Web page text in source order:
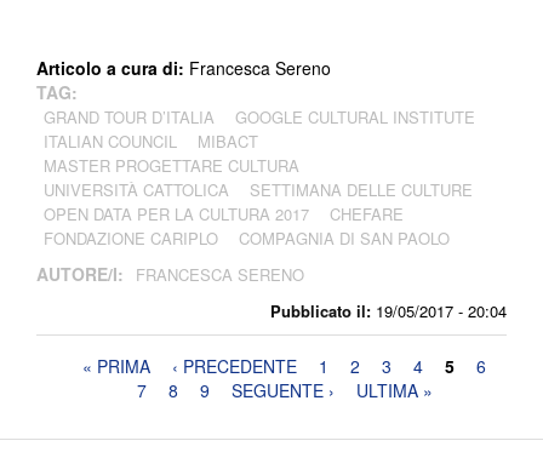
Pubblicato il: 19/05/2017 - 20:04
Articolo a cura di: Francesca Sereno
TAG:
GRAND TOUR D’ITALIA
GOOGLE CULTURAL INSTITUTE
ITALIAN COUNCIL
MIBACT
MASTER PROGETTARE CULTURA
UNIVERSITÀ CATTOLICA
SETTIMANA DELLE CULTURE
OPEN DATA PER LA CULTURA 2017
CHEFARE
FONDAZIONE CARIPLO
COMPAGNIA DI SAN PAOLO
AUTORE/I: FRANCESCA SERENO
Pagine« PRIMA ‹ PRECEDENTE 1 2 3 4 5
6
7
8 9 SEGUENTE › ULTIMA »